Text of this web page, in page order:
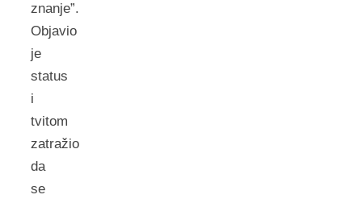
znanje”.
Objavio
je
status
i
tvitom
zatražio
da
se